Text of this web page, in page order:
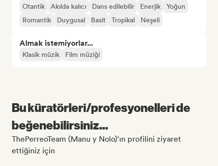
Otantik Akılda kalıcı Dans edilebilir Enerjik
Yoğun
Romantik
Duygusal Basit Tropikal Neşeli
Almak istemiyorlar...
Klasik müzik Film müziği
Bu küratörleri/profesyonelleri de
beğenebilirsiniz...
ThePerreoTeam (Manu y Nolo)'ın profilini ziyaret
ettiğiniz için